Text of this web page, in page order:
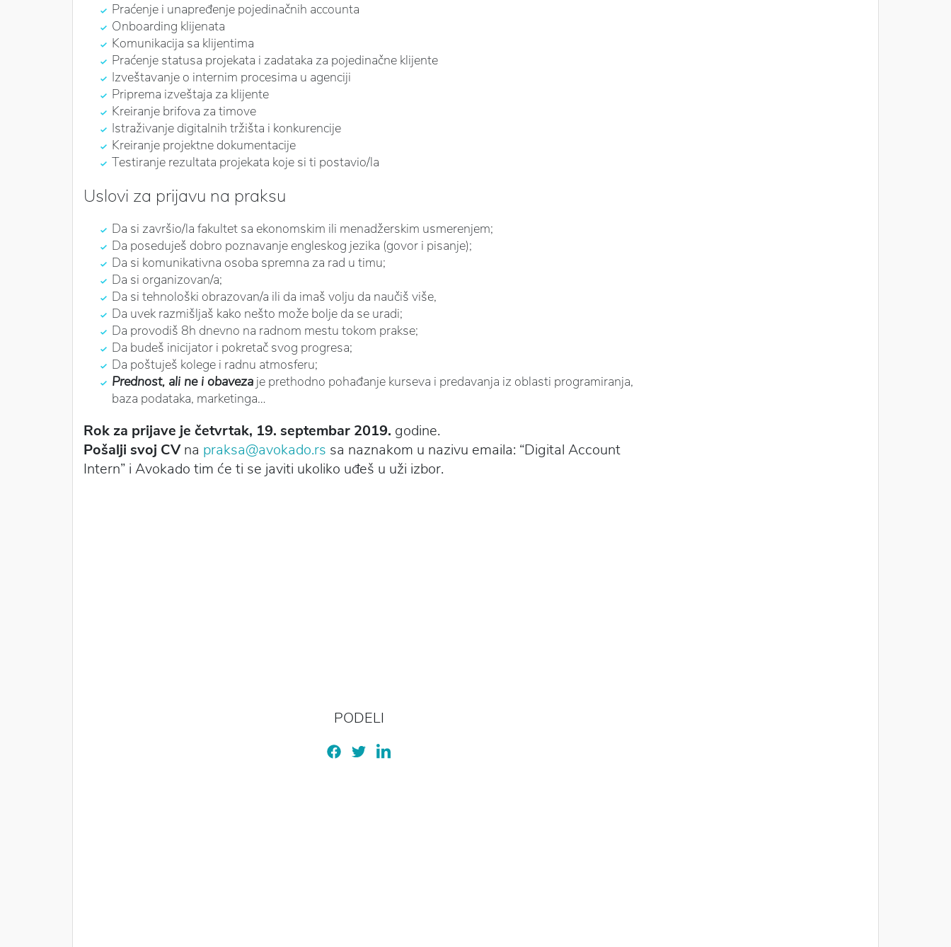
Praćenje i unapređenje pojedinačnih accounta
Onboarding klijenata
Komunikacija sa klijentima
Praćenje statusa projekata i zadataka za pojedinačne klijente
Izveštavanje o internim procesima u agenciji
Priprema izveštaja za klijente
Kreiranje brifova za timove
Istraživanje digitalnih tržišta i konkurencije
Kreiranje projektne dokumentacije
Testiranje rezultata projekata koje si ti postavio/la
Uslovi za prijavu na praksu
Da si završio/la fakultet sa ekonomskim ili menadžerskim usmerenjem;
Da poseduješ dobro poznavanje engleskog jezika (govor i pisanje);
Da si komunikativna osoba spremna za rad u timu;
Da si organizovan/a;
Da si tehnološki obrazovan/a ili da imaš volju da naučiš više,
Da uvek razmišljaš kako nešto može bolje da se uradi;
Da provodiš 8h dnevno na radnom mestu tokom prakse;
Da budeš inicijator i pokretač svog progresa;
Da poštuješ kolege i radnu atmosferu;
Prednost, ali ne i obaveza je prethodno pohađanje kurseva i predavanja iz oblasti programiranja,
baza podataka, marketinga…
Rok za prijave je četvrtak, 19. septembar 2019. godine.
Pošalji svoj CVna praksa@avokado.rs sa naznakom u nazivu emaila: “Digital Account
Intern” i Avokado tim će ti se javiti ukoliko uđeš u uži izbor.
PODELI